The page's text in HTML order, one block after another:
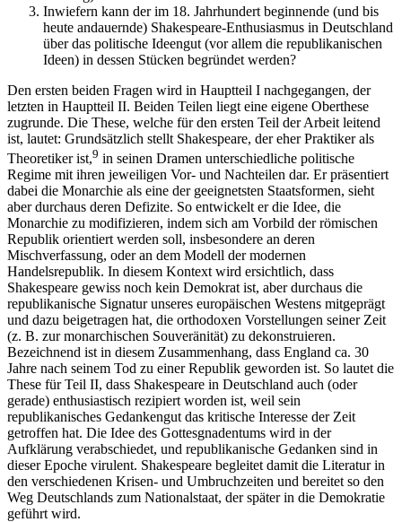
Inwiefern kann der im 18. Jahrhundert beginnende (und bis
heute andauernde) Shakespeare-Enthusiasmus in Deutschland
über das politische Ideengut (vor allem die republikanischen
Ideen) in dessen Stücken begründet werden?
Den ersten beiden Fragen wird in Hauptteil I nachgegangen, der
letzten in Hauptteil II. Beiden Teilen liegt eine eigene Oberthese
zugrunde. Die These, welche für den ersten Teil der Arbeit leitend
ist, lautet: Grundsätzlich stellt Shakespeare, der eher Praktiker als
Theoretiker ist,9 in seinen Dramen unterschiedliche politische
Regime mit ihren jeweiligen Vor- und Nachteilen dar. Er präsentiert
dabei die Monarchie als eine der geeignetsten Staatsformen, sieht
aber durchaus deren Defizite. So entwickelt er die Idee, die
Monarchie zu modifizieren, indem sich am Vorbild der römischen
Republik orientiert werden soll, insbesondere an deren
Mischverfassung, oder an dem Modell der modernen
Handelsrepublik. In diesem Kontext wird ersichtlich, dass
Shakespeare gewiss noch kein Demokrat ist, aber durchaus die
republikanische Signatur unseres europäischen Westens mitgeprägt
und dazu beigetragen hat, die orthodoxen Vorstellungen seiner Zeit
(z. B. zur monarchischen Souveränität) zu dekonstruieren.
Bezeichnend ist in diesem Zusammenhang, dass England ca. 30
Jahre nach seinem Tod zu einer Republik geworden ist. So lautet die
These für Teil II, dass Shakespeare in Deutschland auch (oder
gerade) enthusiastisch rezipiert worden ist, weil sein
republikanisches Gedankengut das kritische Interesse der Zeit
getroffen hat. Die Idee des Gottesgnadentums wird in der
Aufklärung verabschiedet, und republikanische Gedanken sind in
dieser Epoche virulent. Shakespeare begleitet damit die Literatur in
den verschiedenen Krisen- und Umbruchzeiten und bereitet so den
Weg Deutschlands zum Nationalstaat, der später in die Demokratie
geführt wird.